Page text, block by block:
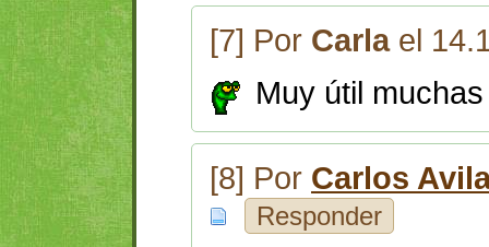
[7] Por Carlael
Muy útil
[8] Por Carlos
Responder